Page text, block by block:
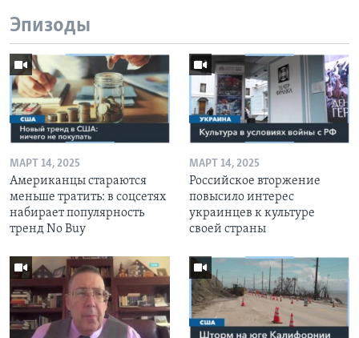
Эпизоды
МАРТ 14, 2025
Американцы стараются
меньше тратить: в соцсетях
набирает популярность
тренд No Buy
МАРТ 14, 2025
Российское вторжение
повысило интерес
украинцев к культуре
своей страны